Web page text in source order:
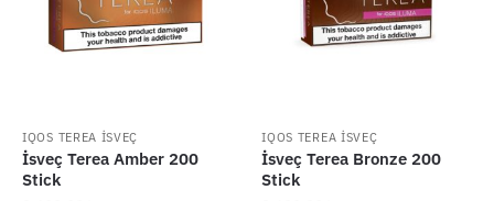
IQOS TEREA İSVEÇ
İsveç Terea Amber 200
Stick
IQOS TEREA İSVEÇ
İsveç Terea Bronze 200
Stick